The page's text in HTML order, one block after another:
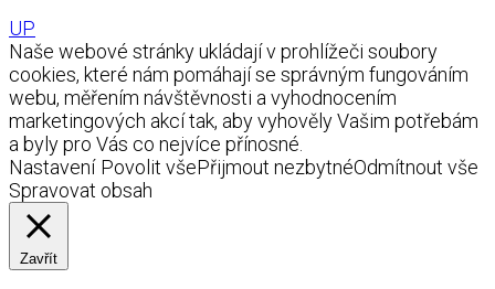
UP
Naše webové stránky ukládají v prohlížeči soubory
cookies, které nám pomáhají se správným fungováním
webu, měřením návštěvnosti a vyhodnocením
marketingových akcí tak, aby vyhověly Vašim potřebám
a byly pro Vás co nejvíce přínosné.
Nastavení Povolit všePřijmout nezbytnéOdmítnout vše
Spravovat obsah
Zavřít